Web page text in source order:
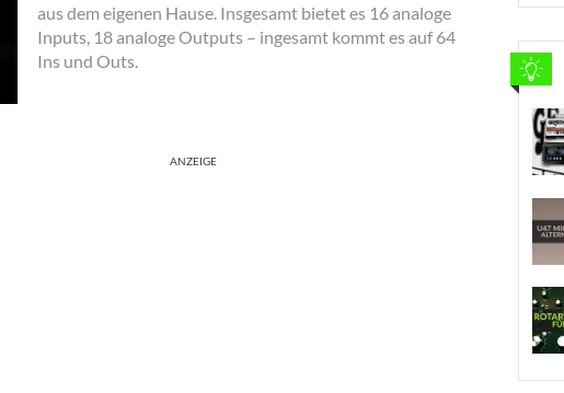
aus dem eigenen Hause. Insgesamt bietet es 16 analoge
Inputs, 18 analoge Outputs – ingesamt kommt es auf 64
Ins und Outs.
ANZEIGE